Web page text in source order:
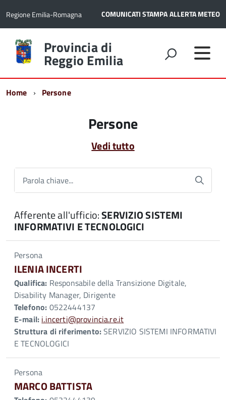
Regione Emilia-Romagna COMUNICATI STAMPAALLERTA METEO
Torna
alla
home
Provincia di
Reggio Emilia
Home Persone
Persone
Vedi tutto
Parola chiave...
Afferente all'ufficio:SERVIZIO SISTEMI
INFORMATIVI E TECNOLOGICI
Persona
ILENIA INCERTI
Qualifica: Responsabile della Transizione Digitale,
Disability Manager, Dirigente
Telefono: 0522444137
E-mail: i.incerti@provincia.re.it
Struttura di riferimento:SERVIZIO SISTEMI INFORMATIVI
E TECNOLOGICI
Persona
MARCO BATTISTA